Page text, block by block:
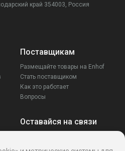
край 354003, Россия
Поставщикам
Размещайте товары на Enhof
Стать поставщиком
Как это работает
Вопросы
Оставайся на связи